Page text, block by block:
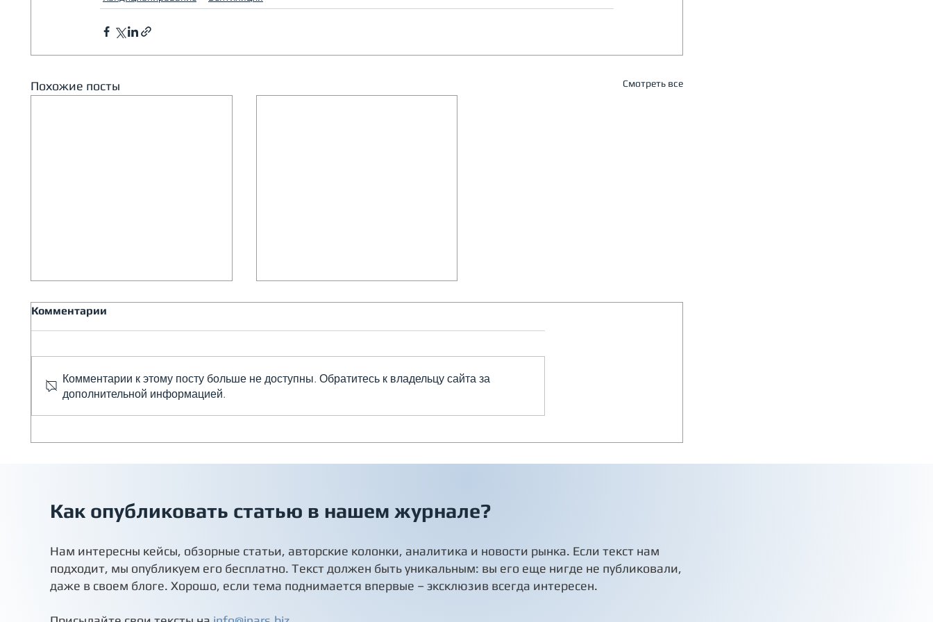
Похожие посты Смотреть все
Нормы и требования к
кондиционированию
На что обращать внимание
вентиляции?
Комментарии
Комментарии к этому посту больше не доступны. Обратитесь к владельцу сайта за
дополнительной информацией.
Как опубликовать статью в нашем журнале?
Нам интересны кейсы, обзорные статьи, авторские колонки, аналитика и новости рынка. Если текст нам
подходит, мы опубликуем его бесплатно. Текст должен быть уникальным: вы его еще нигде не публиковали,
даже в своем блоге. Хорошо, если тема поднимается впервые – эксклюзив всегда интересен.